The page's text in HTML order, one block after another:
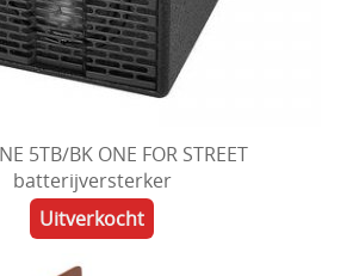
5TB/BK ONE FOR STREET
batterijversterker
Uitverkocht